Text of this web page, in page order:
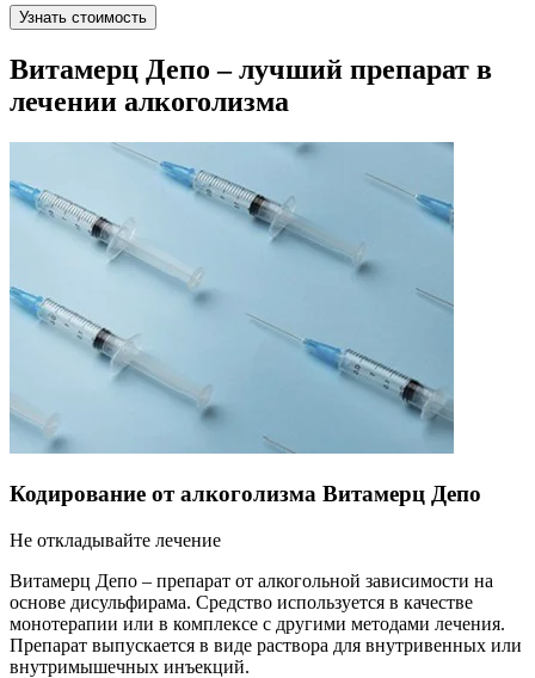
Узнать стоимость
Витамерц Депо – лучший препарат в
лечении алкоголизма
Кодирование от алкоголизма Витамерц Депо
Не откладывайте лечение
Витамерц Депо – препарат от алкогольной зависимости на
основе дисульфирама. Средство используется в качестве
монотерапии или в комплексе с другими методами лечения.
Препарат выпускается в виде раствора для внутривенных или
внутримышечных инъекций.